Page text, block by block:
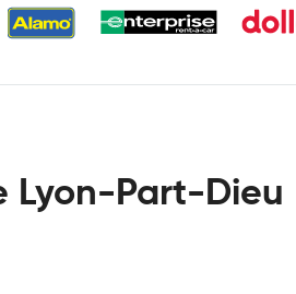
Lyon-Part-Dieu